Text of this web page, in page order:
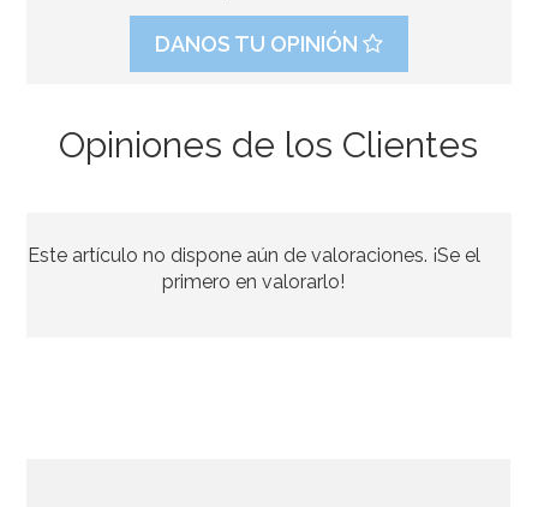
7,25€
DANOS TU OPINIÓN
Opiniones de los Clientes
Este artículo no dispone aún de valoraciones. ¡Se el
primero en valorarlo!